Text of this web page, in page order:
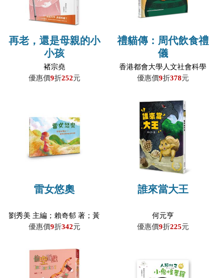
再老，還是母親的小
小孩
褚宗堯
優惠價9折252元
禮貓傳：周代飲食禮
儀
香港都會大學人文社會科學
院田家炳中華文化中心／
優惠價9折378元
雷女悠奧
劉秀美 主編；賴奇郁 著；黃
岳琳 繪
優惠價9折342元
誰來當大王
何元亨
優惠價9折225元